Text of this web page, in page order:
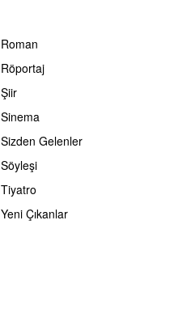
Roman
Röportaj
Şiir
Sinema
Sizden Gelenler
Söyleşi
Tiyatro
Yeni Çıkanlar